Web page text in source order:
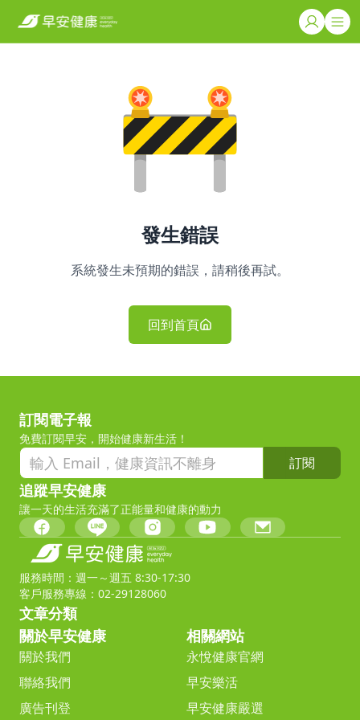
發生錯誤
系統發生未預期的錯誤，請稍後再試。
回到首頁
訂閱電子報
免費訂閱早安，開始健康新生活！
訂閱
追蹤早安健康
讓一天的生活充滿了正能量和健康的動力
服務時間：週一～週五 8:30-17:30
客戶服務專線：02-29128060
文章分類
關於早安健康
關於我們
聯絡我們
廣告刊登
相關網站
永悅健康官網
早安樂活
早安健康嚴選